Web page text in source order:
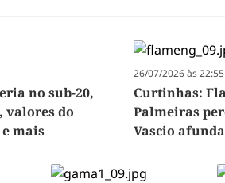
no sub-20,
valores do
mais
26/07/2026 às 22:55
Curtinhas:
Palmeiras
Vascio